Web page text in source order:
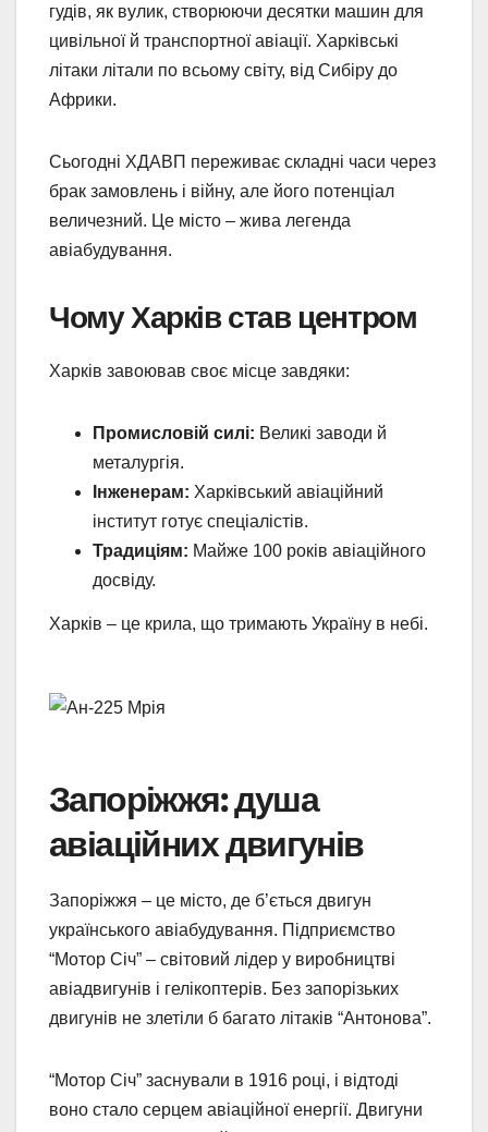
гудів, як вулик, створюючи десятки машин для
цивільної й транспортної авіації. Харківські
літаки літали по всьому світу, від Сибіру до
Африки.
Сьогодні ХДАВП переживає складні часи через
брак замовлень і війну, але його потенціал
величезний. Це місто – жива легенда
авіабудування.
Чому Харків став центром
Харків завоював своє місце завдяки:
Промисловій силі: Великі заводи й
металургія.
Інженерам: Харківський авіаційний
інститут готує спеціалістів.
Традиціям: Майже 100 років авіаційного
досвіду.
Харків – це крила, що тримають Україну в небі.
Запоріжжя: душа
авіаційних двигунів
Запоріжжя – це місто, де б’ється двигун
українського авіабудування. Підприємство
“Мотор Січ” – світовий лідер у виробництві
авіадвигунів і гелікоптерів. Без запорізьких
двигунів не злетіли б багато літаків “Антонова”.
“Мотор Січ” заснували в 1916 році, і відтоді
воно стало серцем авіаційної енергії. Двигуни